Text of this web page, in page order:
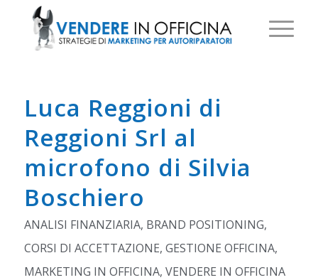
Luca Reggioni di
Reggioni Srl al
microfono di Silvia
Boschiero
ANALISI FINANZIARIA, BRAND POSITIONING,
CORSI DI ACCETTAZIONE, GESTIONE OFFICINA,
MARKETING IN OFFICINA, VENDERE IN OFFICINA